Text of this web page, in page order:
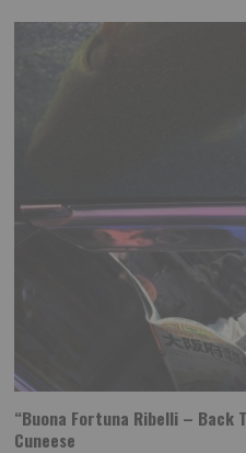
“Buona Fortuna Ribelli – Back
Cuneese